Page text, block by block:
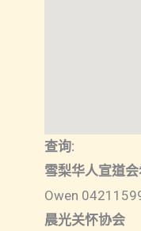
查询:
雪梨华人宣道
Owen
晨光关怀协会